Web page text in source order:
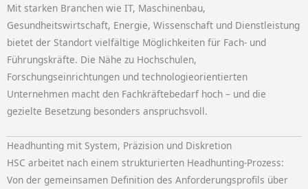
Mit starken Branchen wie IT, Maschinenbau,
Gesundheitswirtschaft, Energie, Wissenschaft und Dienstleistung
bietet der Standort vielfältige Möglichkeiten für Fach- und
Führungskräfte. Die Nähe zu Hochschulen,
Forschungseinrichtungen und technologieorientierten
Unternehmen macht den Fachkräftebedarf hoch – und die
gezielte Besetzung besonders anspruchsvoll.
Headhunting mit System, Präzision und Diskretion
HSC arbeitet nach einem strukturierten Headhunting-Prozess:
Von der gemeinsamen Definition des Anforderungsprofils über